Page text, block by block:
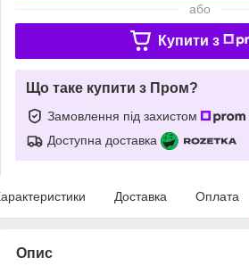
або
Купити з
Що таке купити з Пром?
Замовлення під захистом
Доступна доставка
Доставка Оплата
Опис